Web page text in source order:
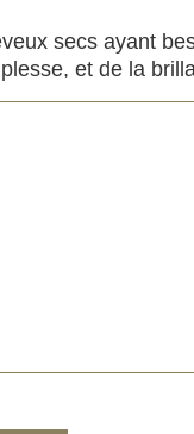
secs ayant
et de la